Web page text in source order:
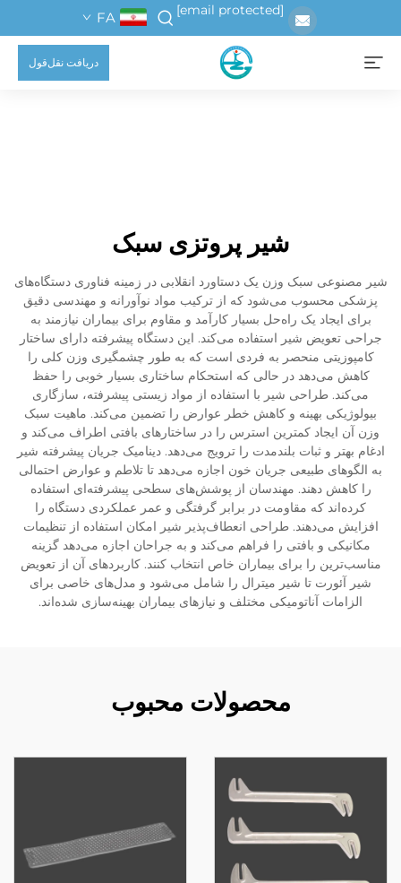
[email protected]
FA
دریافت نقل‌قول
شیر پروتزی سبک
شیر مصنوعی سبک وزن یک دستاورد انقلابی در زمینه فناوری دستگاه‌های
پزشکی محسوب می‌شود که از ترکیب مواد نوآورانه و مهندسی دقیق
برای ایجاد یک راه‌حل بسیار کارآمد و مقاوم برای بیماران نیازمند به
جراحی تعویض شیر استفاده می‌کند. این دستگاه پیشرفته دارای ساختار
کامپوزیتی منحصر به فردی است که به طور چشمگیری وزن کلی را
کاهش می‌دهد در حالی که استحکام ساختاری بسیار خوبی را حفظ
می‌کند. طراحی شیر با استفاده از مواد زیستی پیشرفته، سازگاری
بیولوژیکی بهینه و کاهش خطر عوارض را تضمین می‌کند. ماهیت سبک
وزن آن ایجاد کمترین استرس را در ساختارهای بافتی اطراف می‌کند و
ادغام بهتر و ثبات بلندمدت را ترویج می‌دهد. دینامیک جریان پیشرفته شیر
به الگوهای طبیعی جریان خون اجازه می‌دهد تا تلاطم و عوارض احتمالی
را کاهش دهند. مهندسان از پوشش‌های سطحی پیشرفته‌ای استفاده
کرده‌اند که مقاومت در برابر گرفتگی و عمر عملکردی دستگاه را
افزایش می‌دهند. طراحی انعطاف‌پذیر شیر امکان استفاده از تنظیمات
مکانیکی و بافتی را فراهم می‌کند و به جراحان اجازه می‌دهد گزینه
مناسب‌ترین را برای بیماران خاص انتخاب کنند. کاربردهای آن از تعویض
شیر آئورت تا شیر میترال را شامل می‌شود و مدل‌های خاصی برای
الزامات آناتومیکی مختلف و نیازهای بیماران بهینه‌سازی شده‌اند.
محصولات محبوب